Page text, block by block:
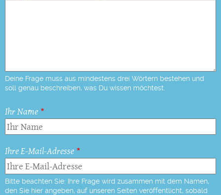
Deine Frage muss aus mindestens drei Wörtern bestehen und
soll genau beschreiben, was Du wissen möchtest.
Ihr Name
Ihre E-Mail-Adresse
Bitte beachten Sie: Ihre Frage wird zusammen mit dem Namen,
den Sie hier angeben, auf unseren Seiten veröffentlicht, sobald